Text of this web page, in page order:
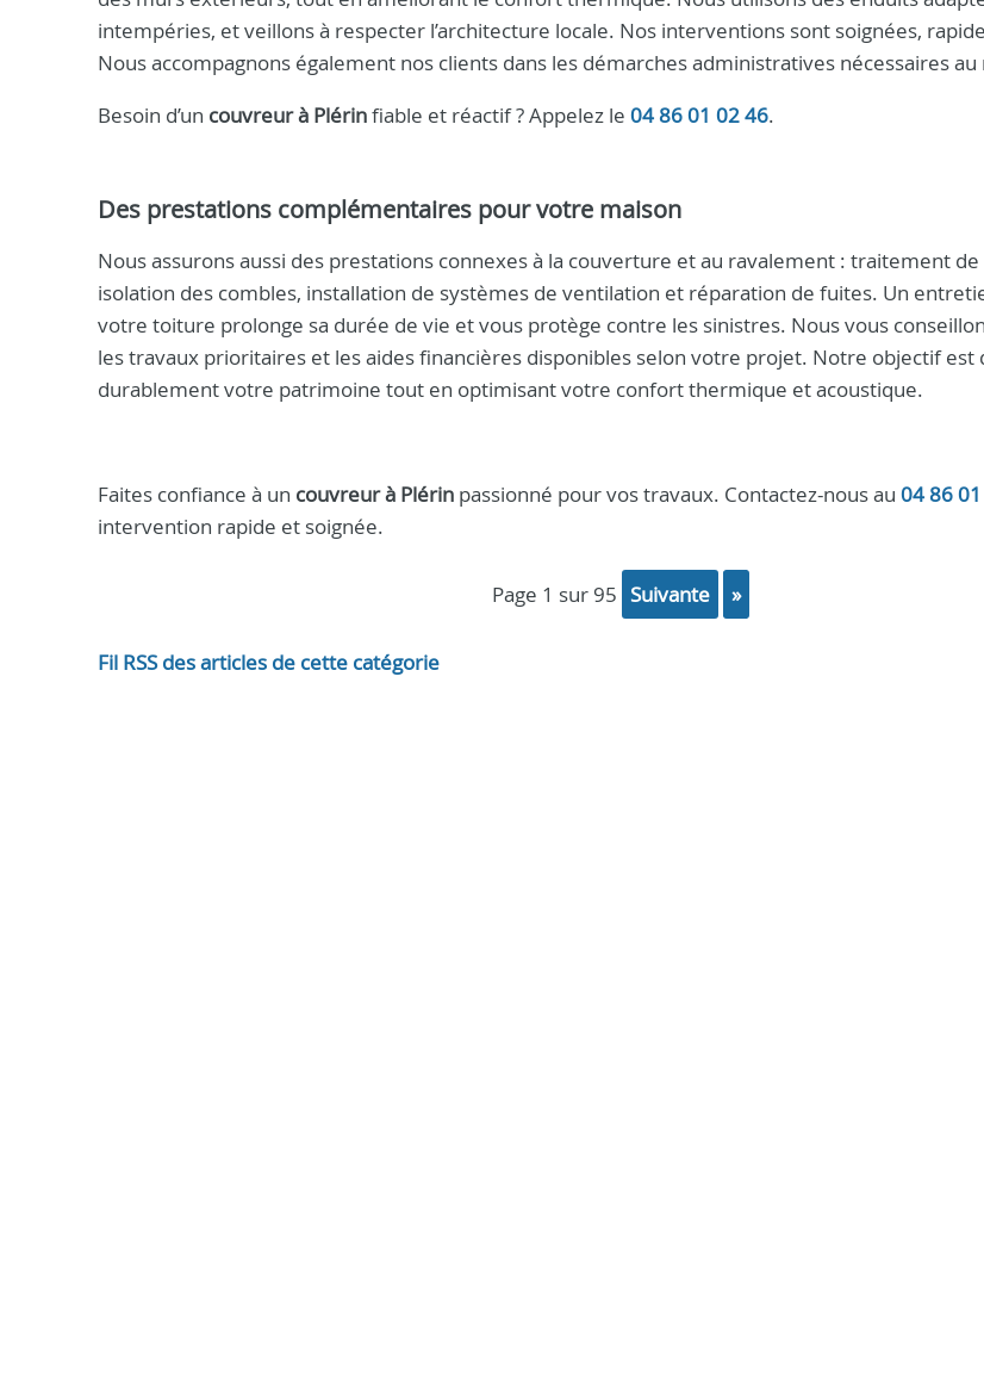
intempéries, et veillons à respecter l’architecture locale. Nos interventions sont soignées,
Nous accompagnons également nos clients dans les démarches administratives nécessaires
Besoin d’un couvreur à Plérinfiable et réactif ? Appelez le 04 86 01 02 46.
Des prestations complémentaires pour votre maison
Nous assurons aussi des prestations connexes à la couverture et au ravalement : traitement
isolation des combles, installation de systèmes de ventilation et réparation de fuites. Un
votre toiture prolonge sa durée de vie et vous protège contre les sinistres. Nous vous
les travaux prioritaires et les aides financières disponibles selon votre projet. Notre objectif est
durablement votre patrimoine tout en optimisant votre confort thermique et acoustique.
Faites confiance à un couvreur à Plérin passionné pour vos travaux. Contactez-nous au 04 86
intervention rapide et soignée.
page 1 sur 95 suivante »
Fil RSS des articles de cette catégorie